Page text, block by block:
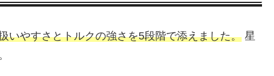
いやすさとトルクの強さを5段階で添えました。 星